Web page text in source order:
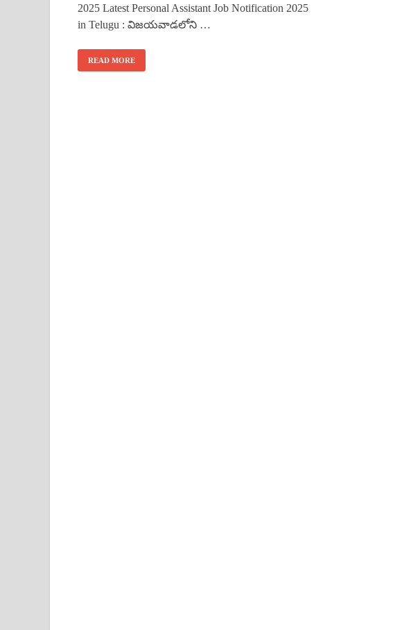
2025 Latest Personal Assistant Job Notification 2025
in Telugu : విజయవాడలోని …
READ MORE